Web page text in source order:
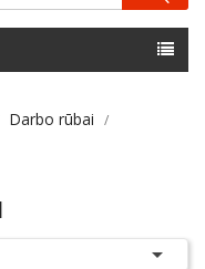
Darbo rūbai
